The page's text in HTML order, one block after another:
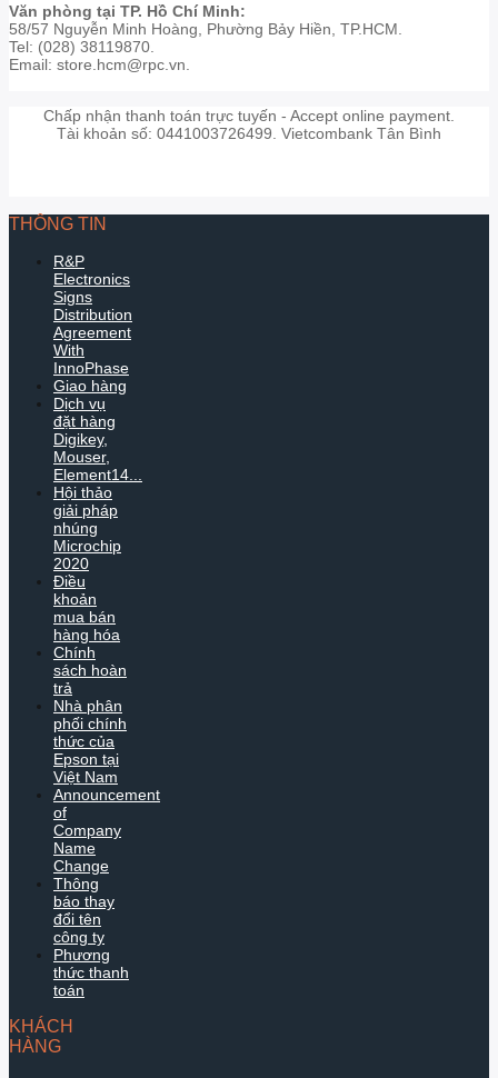
Văn phòng tại TP. Hồ Chí Minh:
58/57 Nguyễn Minh Hoàng, Phường Bảy Hiền, TP.HCM.
Tel: (028) 38119870.
Email: store.hcm@rpc.vn.
Chấp nhận thanh toán trực tuyến - Accept online payment.
Tài khoản số: 0441003726499. Vietcombank Tân Bình
THÔNG TIN
R&P
Electronics
Signs
Distribution
Agreement
With
InnoPhase
Giao hàng
Dịch vụ
đặt hàng
Digikey,
Mouser,
Element14...
Hội thảo
giải pháp
nhúng
Microchip
2020
Điều
khoản
mua bán
hàng hóa
Chính
sách hoàn
trả
Nhà phân
phối chính
thức của
Epson tại
Việt Nam
Announcement
of
Company
Name
Change
Thông
báo thay
đổi tên
công ty
Phương
thức thanh
toán
KHÁCH
HÀNG